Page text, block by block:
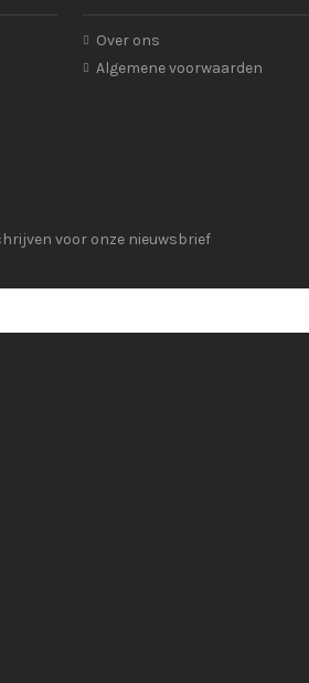
Over ons
Algemene voorwaarden
voor onze nieuwsbrief